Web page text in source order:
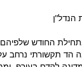
הנדל"ן
החודש שלפיהם
הד תקשורתי נרחב